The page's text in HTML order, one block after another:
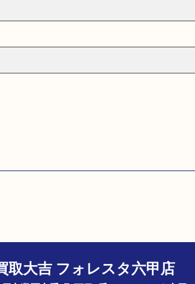
取大吉 フォレスタ六甲店